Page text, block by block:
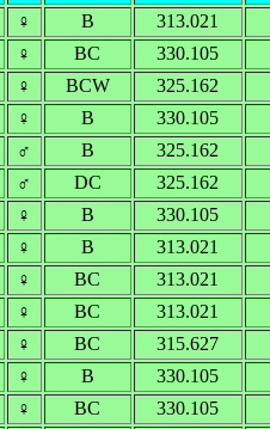
♀ B
313.021
♀ BC
330.105
♀ BCW
325.162
♀ B
330.105
♂ B
325.162
♂ DC
325.162
♀ B
330.105
♀ B
313.021
♀ BC
313.021
♀ BC
313.021
♀ BC
315.627
♀ B
330.105
♀ BC
330.105